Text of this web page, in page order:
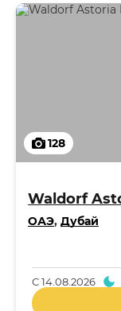
128
ОАЭ, Дубай
С14.08.2026